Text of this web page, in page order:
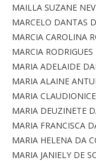
MAILLA SUZANE
MARCELO DANTAS
MARCIA CAROLINA
MARCIA
MARIA ADELAIDE
MARIA ALAINE
MARIA
MARIA DEUZINETE
MARIA FRANCISCA
MARIA HELENA DA
MARIA JANIELY DE